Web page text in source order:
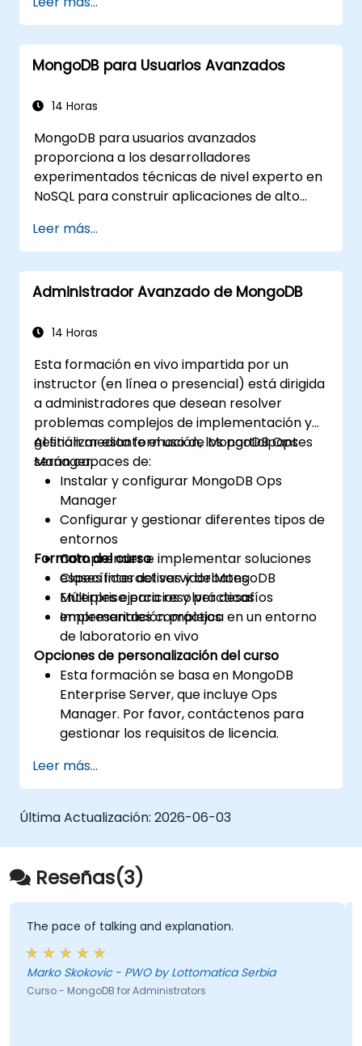
esquemas para construir aplicaciones NoSQL
escalables.
MongoDB para Usuarios Avanzados
14 Horas
MongoDB para usuarios avanzados
proporciona a los desarrolladores
experimentados técnicas de nivel experto en
NoSQL para construir aplicaciones de alto
fundamentales de la manipulación avanzada
de datos, optimización de operaciones CRUD,
funcionamiento interno de los índices y
pipelines de agregación. Analiza enfoques
perfilado de rendimiento y seguridad
implementar clústeres robustos de MongoDB
con estrategias automatizadas de copia de
seguridad y monitoreo para despliegues en
producción.
Leer más...
Administrador Avanzado de MongoDB
14 Horas
Esta formación en vivo impartida por un
instructor (en línea o presencial) está dirigida
a administradores que desean resolver
problemas complejos de implementación y
gestión mediante el uso de MongoDB Ops
Manager.
Al finalizar esta formación, los participantes
serán capaces de:
Instalar y configurar MongoDB Ops
Manager
Configurar y gestionar diferentes tipos de
entornos
Comprender e implementar soluciones
específicas del servidor MongoDB
Enterprise para resolver desafíos
empresariales complejos
Formato del curso
Clases interactivas y debates
Múltiples ejercicios y prácticas
Implementación práctica en un entorno
de laboratorio en vivo
Opciones de personalización del curso
Esta formación se basa en MongoDB
Enterprise Server, que incluye Ops
Manager. Por favor, contáctenos para
gestionar los requisitos de licencia.
personalizada para este curso,
comuníquese con nosotros para
organizarla.
Leer más...
Última Actualización: 2026-06-03
Reseñas(3)
The pace of talking and explanation.
Marko Skokovic - PWO by Lottomatica Serbia
Curso - MongoDB for Administrators